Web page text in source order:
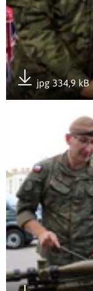
jpg 334,9 kB
Pobierz załącznik